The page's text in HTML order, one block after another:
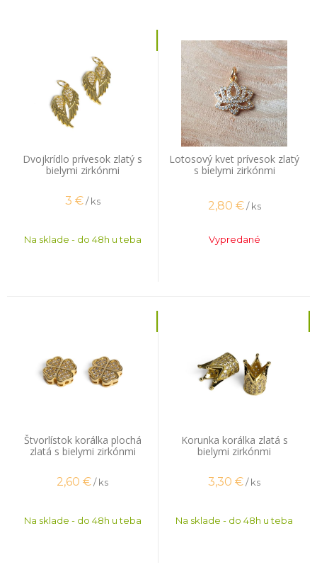
Dvojkrídlo prívesok zlatý s
bielymi zirkónmi
3 € / ks
Na sklade - do 48h u teba
Lotosový kvet prívesok zlatý
s bielymi zirkónmi
2,80 € / ks
Vypredané
Štvorlístok korálka plochá
zlatá s bielymi zirkónmi
2,60 €/ ks
Na sklade - do 48h u teba
Korunka korálka zlatá s
bielymi zirkónmi
3,30 €/ ks
Na sklade - do 48h u teba